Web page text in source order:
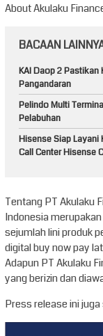
About Akulaku
BACAAN
KAI Daop 2 Pastikan
Pangandaran
Pelindo Multi
Pelabuhan
Hisense Siap Layani
Call Center Hisense
Tentang PT Akulaku
Indonesia
sejumlah lini produk
digital buy now pay
Adapun PT Akulaku
yang berizin dan
Press release ini